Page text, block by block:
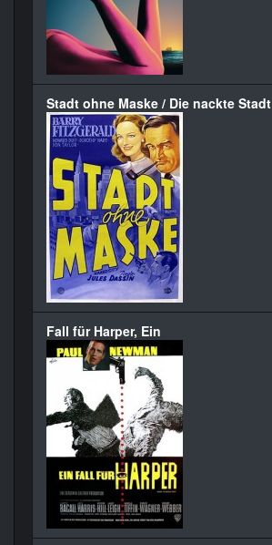
Stadt ohne Maske / Die nackte Stadt
Fall für Harper, Ein